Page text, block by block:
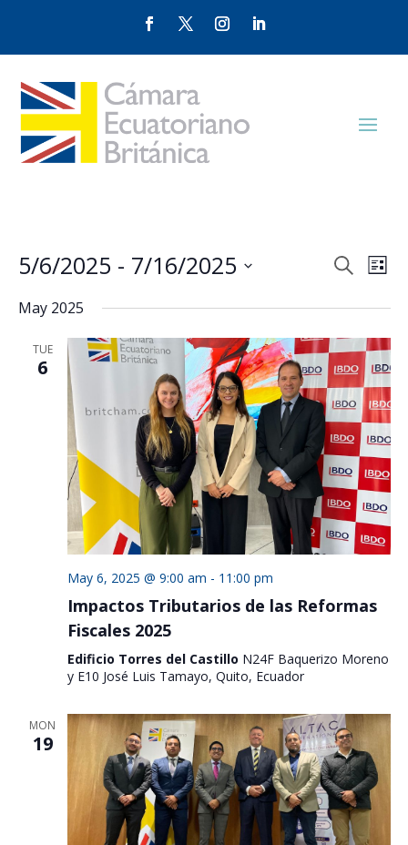
Events
and
Views
Search
List
5/6/2025 - 7/16/2025
date.
May 2025
TUE
6
May 6, 2025 @ 9:00 am - 11:00 pm
Impactos Tributarios de las Reformas
Fiscales 2025
Edificio Torres del Castillo N24F Baquerizo Moreno
y E10 José Luis Tamayo, Quito, Ecuador
MON
19